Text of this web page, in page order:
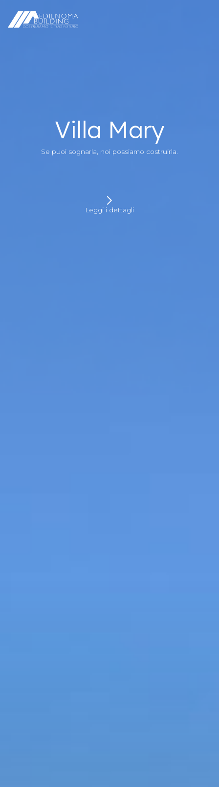
Villa Mary
Se puoi sognarla, noi possiamo costruirla.
Leggi i dettagli